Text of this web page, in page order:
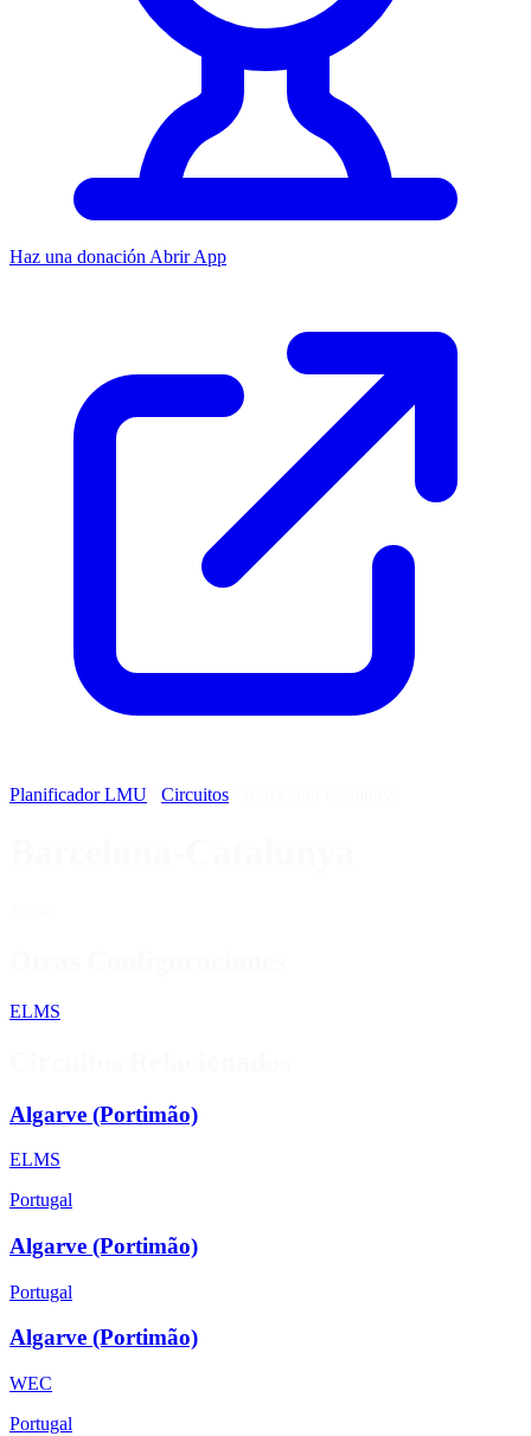
Haz una donación Abrir App
Planificador LMU Circuitos
ELMS
Algarve (Portimão)
ELMS
Portugal
Algarve (Portimão)
Portugal
Algarve (Portimão)
WEC
Portugal